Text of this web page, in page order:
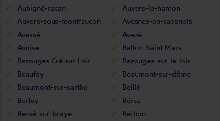
Aubigné-racan
Auvers-le-hamon
Auvers-sous-montfaucon
Avesnes-en-saosnois
Avessé
Avezé
Avoise
Ballon-Saint Mars
Bazouges Cré sur Loir
Bazouges-sur-le-loir
Beaufay
Beaumont-sur-dême
Beaumont-sur-sarthe
Beillé
Berfay
Bérus
Bessé-sur-braye
Béthon